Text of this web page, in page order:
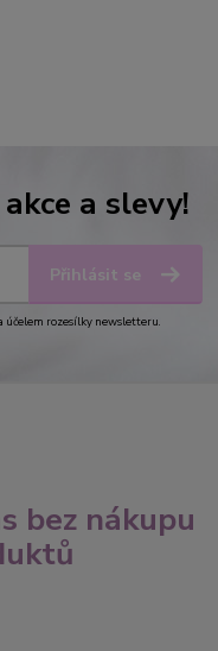
a slevy!
Přihlásit se
účelem rozesílky newsletteru.
bez nákupu